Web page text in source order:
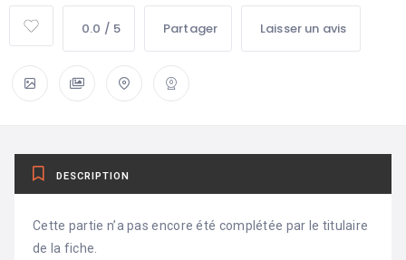
0.0 / 5 Partager Laisser un avis
DESCRIPTION
Cette partie n’a pas encore été complétée par le titulaire
de la fiche.